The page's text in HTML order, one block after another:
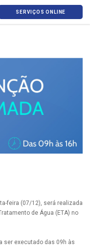
SERVIÇOS ONLINE
feira (07/12), será realizada
de Água (ETA) no
ser executado das 09h às